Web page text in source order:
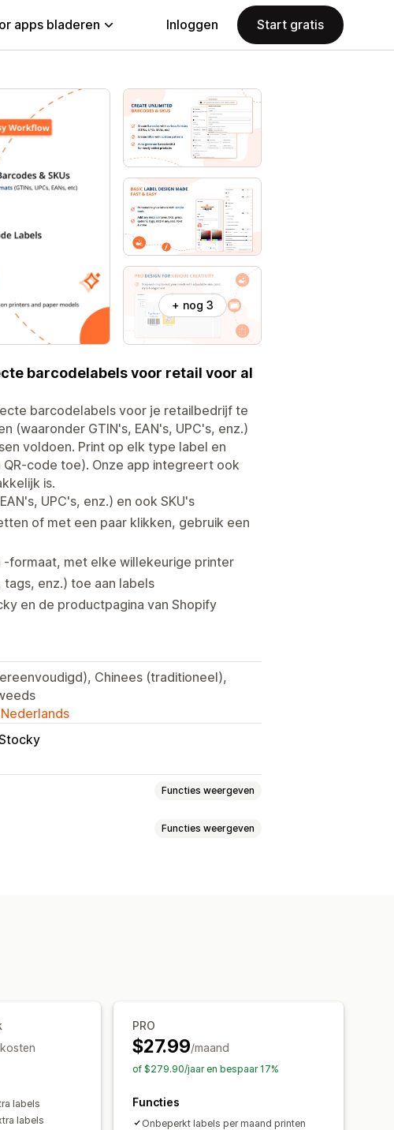
apps bladeren Inloggen Start gratis
+ nog 3
barcodelabels voor retail voor al
barcodelabels voor je retailbedrijf te
(waaronder GTIN's, EAN's, UPC's, enz.)
voldoen. Print op elk type label en
code toe). Onze app integreert ook
is.
UPC's, enz.) en ook SKU's
of met een paar klikken, gebruik een
formaat, met elke willekeurige printer
enz.) toe aan labels
en de productpagina van Shopify
Chinees (traditioneel),
Functies weergeven
maat Afbeeldingen Meerdere talen
Functies weergeven
labels
labels
PRO
$27.99/maand
of $279.90/jaar en bespaar 17%
Functies
Onbeperkt labels per maand printen